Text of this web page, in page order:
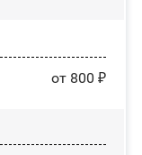
от 800 ₽